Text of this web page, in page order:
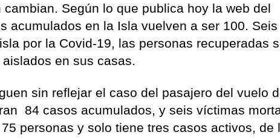
Según lo que publica hoy la web del
acumulados en la Isla vuelven a ser 100. Seis
por la Covid-19, las personas recuperadas
en sus casas.
sin reflejar el caso del pasajero del vuelo
84 casos acumulados, y seis víctimas
personas y solo tiene tres casos activos, de